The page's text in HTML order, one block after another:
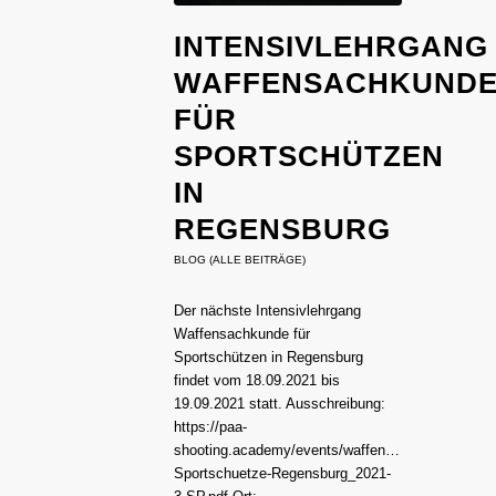
INTENSIVLEHRGANG
WAFFENSACHKUNDE
FÜR
SPORTSCHÜTZEN
IN
REGENSBURG
BLOG (ALLE BEITRÄGE)
Der nächste Intensivlehrgang
Waffensachkunde für
Sportschützen in Regensburg
findet vom 18.09.2021 bis
19.09.2021 statt. Ausschreibung:
https://paa-
shooting.academy/events/
Sportschuetze-Regensburg_2021-